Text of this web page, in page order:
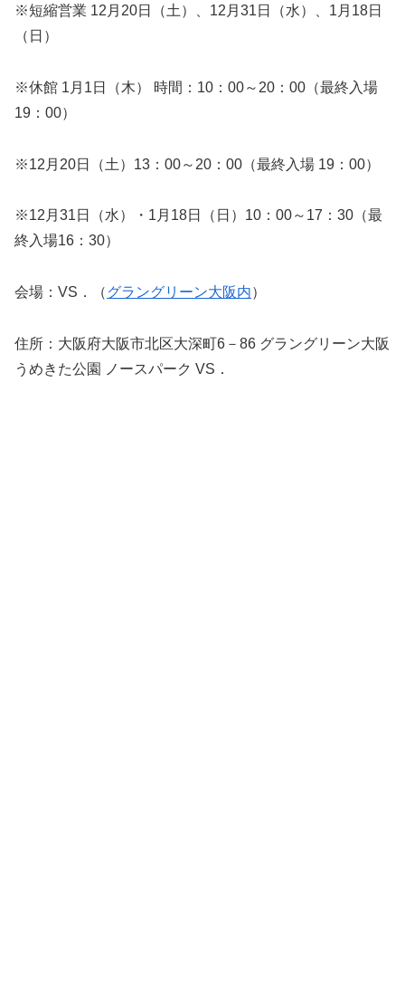
※短縮営業 12月20日（土）、12月31日（水）、1月18日
（日）
※休館 1月1日（木） 時間：10：00～20：00（最終入場
19：00）
※12月20日（土）13：00～20：00（最終入場 19：00）
※12月31日（水）・1月18日（日）10：00～17：30（最
終入場16：30）
会場：VS．（グラングリーン大阪内）
住所：大阪府大阪市北区大深町6－86 グラングリーン大阪
うめきた公園 ノースパーク VS．